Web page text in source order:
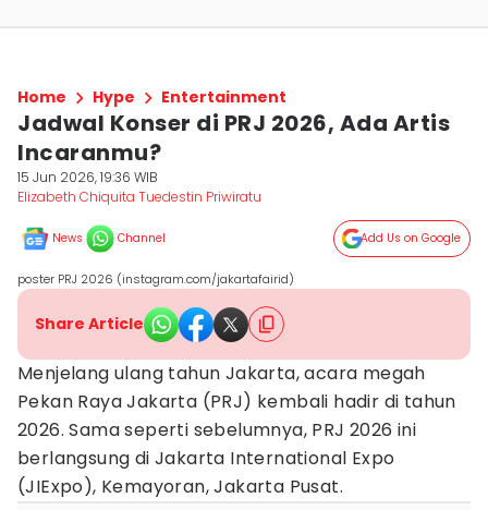
Home Hype Entertainment
Jadwal Konser di PRJ 2026, Ada Artis
Incaranmu?
15 Jun 2026, 19:36 WIB
Elizabeth Chiquita Tuedestin Priwiratu
News Channel Add Us on Google
poster PRJ 2026 (instagram.com/jakartafairid)
Share Article
Menjelang ulang tahun Jakarta, acara megah
Pekan Raya Jakarta (PRJ) kembali hadir di tahun
2026. Sama seperti sebelumnya, PRJ 2026 ini
berlangsung di Jakarta International Expo
(JIExpo), Kemayoran, Jakarta Pusat.